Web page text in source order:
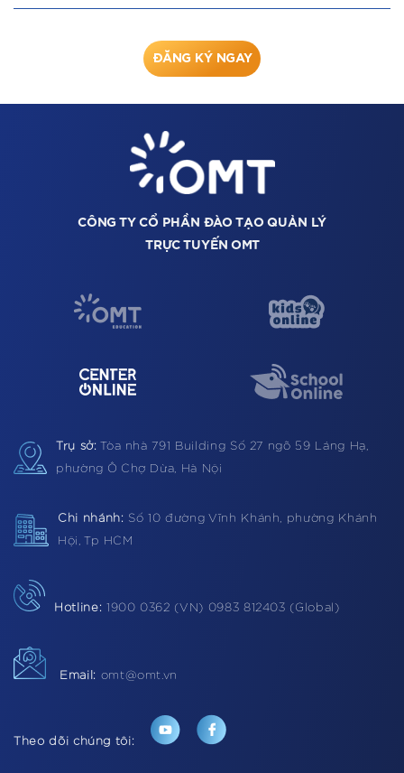
ĐĂNG KÝ NGAY
CÔNG TY CỔ PHẦN ĐÀO TẠO QUẢN LÝ
TRỰC TUYẾN OMT
Trụ sở: Tòa nhà 791 Building Số 27 ngõ 59 Láng Hạ,
phường Ô Chợ Dừa, Hà Nội
Chi nhánh: Số 10 đường Vĩnh Khánh, phường Khánh
Hội, Tp HCM
Hotline: 1900 0362 (VN) 0983 812403 (Global)
Email: omt@omt.vn
Theo dõi chúng tôi: